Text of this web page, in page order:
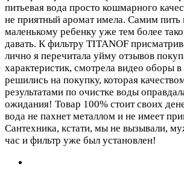
питьевая вода просто кошмарного
не приятный аромат имела. Самим пить
маленькому ребенку уже тем более
давать. К фильтру TITANOF
лично я перечитала уйму отзывов
характеристик, смотрела видео оборы
решились на покупку, которая
результатами по очистке воды
ожидания! Товар 100% стоит своих
вода не пахнет металлом и не имеет
Сантехника, кстати, мы не вызывали,
час и фильтр уже был установлен!